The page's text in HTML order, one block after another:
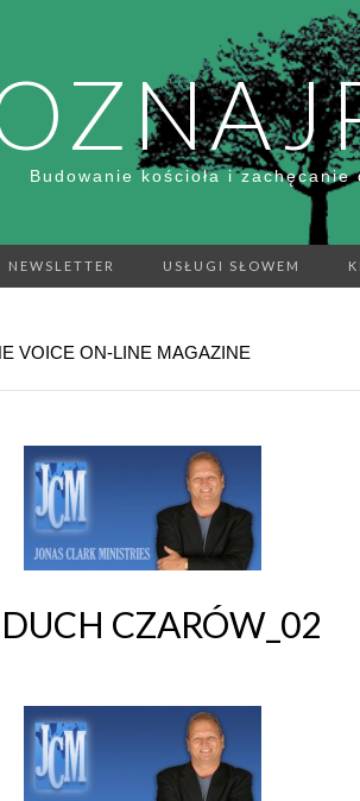
Budowanie kościoła i zachęcanie
NEWSLETTER USŁUGI SŁOWEM
VOICE ON-LINE MAGAZINE
CZARÓW_02